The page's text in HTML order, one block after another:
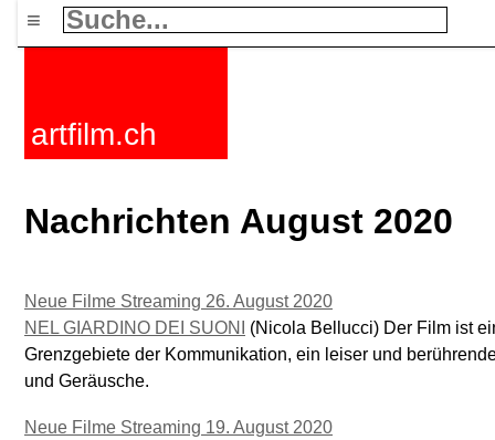
≡
artfilm.ch
Nachrichten August 2020
Neue Filme Streaming 26. August 2020
NEL GIARDINO DEI SUONI
(Nicola Bellucci) Der Film ist
Grenzgebiete der Kommunikation, ein leiser und
und Geräusche.
Neue Filme Streaming 19. August 2020